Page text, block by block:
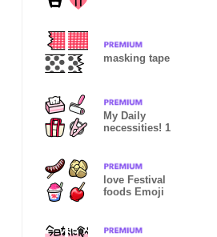
masking tape
My Daily
necessities! 1
love Festival
foods Emoji